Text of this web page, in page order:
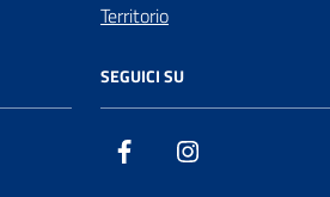
Territorio
SEGUICI SU
Facebook